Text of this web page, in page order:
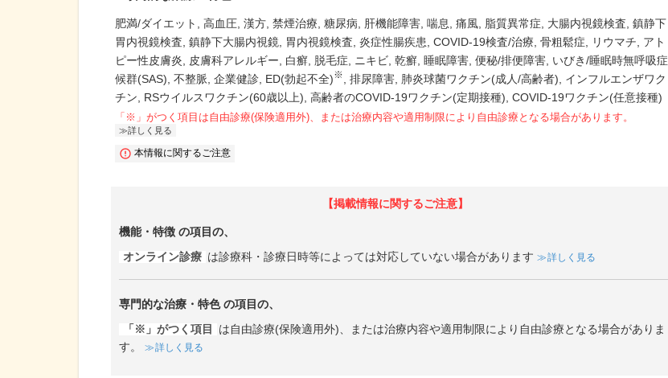
肥満/ダイエット 高血圧 漢方 禁煙治療 糖尿病 肝機能障害 喘息 痛風 脂質異常症 大腸内視鏡検査 鎮静下
胃内視鏡検査 鎮静下大腸内視鏡 胃内視鏡検査 炎症性腸疾患 COVID-19検査/治療 骨粗鬆症 リウマチ
アト
ピー性皮膚炎
皮膚科アレルギー 白癬 脱毛症 ニキビ 乾癬 睡眠障害 便秘/排便障害 いびき/睡眠時無呼吸症
候群(SAS) 不整脈 企業健診 ED(勃起不全)※ 排尿障害 肺炎球菌ワクチン(成人/高齢者)
インフルエンザワク
チン
RSウイルスワクチン(60歳以上) 高齢者のCOVID-19ワクチン(定期接種) COVID-19ワクチン(任意接種)
「※」がつく項目は自由診療(保険適用外)、または治療内容や適用制限により自由診療となる場合があります。
詳しく見る
本情報に関するご注意
【掲載情報に関するご注意】
機能・特徴 の項目の、
オンライン診療 は診療科・診療日時等によっては対応していない場合があります 詳しく見る
専門的な治療・特色の項目の、
「※」がつく項目
は自由診療(保険適用外)、または治療内容や適用制限により自由診療となる場合がありま
す。
詳しく見る